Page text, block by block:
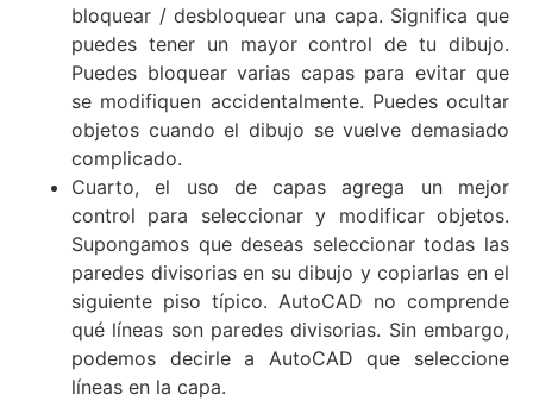
bloquear / desbloquear una capa. Significa que
puedes tener un mayor control de tu dibujo.
Puedes bloquear varias capas para evitar que
se modifiquen accidentalmente. Puedes ocultar
objetos cuando el dibujo se vuelve demasiado
complicado.
Cuarto, el uso de capas agrega un mejor
control para seleccionar y modificar objetos.
Supongamos que deseas seleccionar todas las
paredes divisorias en su dibujo y copiarlas en el
siguiente piso típico. AutoCAD no comprende
qué líneas son paredes divisorias. Sin embargo,
podemos decirle a AutoCAD que seleccione
líneas en la capa.